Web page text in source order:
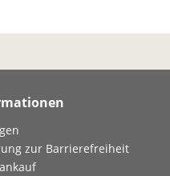
zur Barrierefreiheit